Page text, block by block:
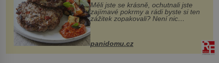
Měli jste se krásně, ochutnali jste
zajímavé pokrmy a rádi byste si ten
zážitek zopakovali? Není nic
snazšího. Pljeskavica (10 porcí)
Možná jste ji ochutnali na dovolené v
panidomu.cz